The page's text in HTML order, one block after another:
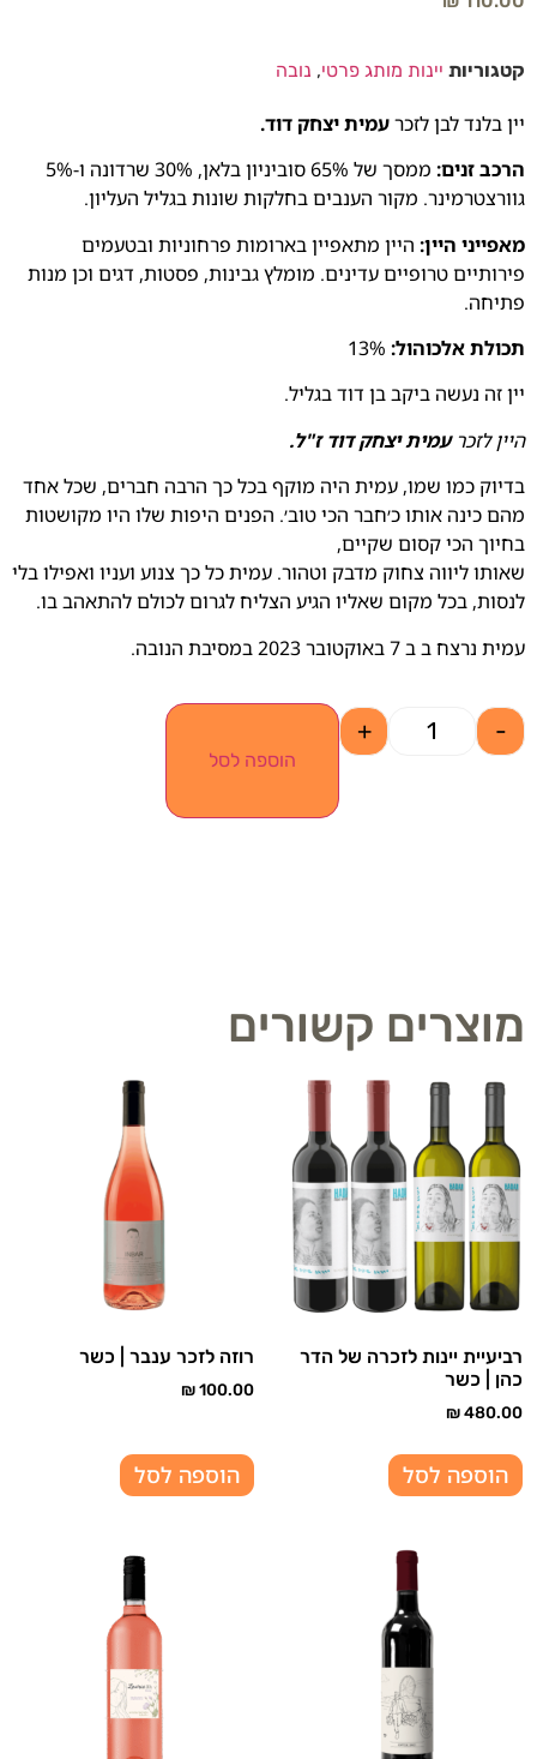
קטגוריות יינות מותג פרטי, נובה
יין בלנד לבן לזכרעמית יצחק דוד.
הרכב זנים:
ממסך של 65% סוביניון בלאן, 30% שרדונה ו-5%
גוורצטרמינר. מקור הענבים בחלקות שונות בגליל העליון.
מאפייני היין: היין מתאפיין בארומות פרחוניות ובטעמים
פירותיים טרופיים עדינים. מומלץ גבינות, פסטות, דגים וכן מנות
פתיחה.
תכולת אלכוהול:
יין זה נעשה ביקב בן דוד בגליל.
היין לזכרעמית יצחק דוד ז"ל.
בדיוק כמו שמו, עמית היה מוקף בכל כך הרבה חברים, שכל אחד
מהם כינה אותו כ׳חבר הכי טוב׳. הפנים היפות שלו היו מקושטות
בחיוך הכי קסום שקיים,
שאותו ליווה צחוק מדבק וטהור. עמית כל כך צנוע ועניו ואפילו בלי
לנסות, בכל מקום שאליו הגיע הצליח לגרום לכולם להתאהב בו.
עמית נרצח ב ב 7 באוקטובר 2023 במסיבת הנובה.
-
+
הוספה לסל
מוצרים קשורים
רביעיית יינות לזכרה של הדר
כהן | כשר
₪480.00
הוספה לסל
רוזה לזכר ענבר | כשר
₪100.00
הוספה לסל